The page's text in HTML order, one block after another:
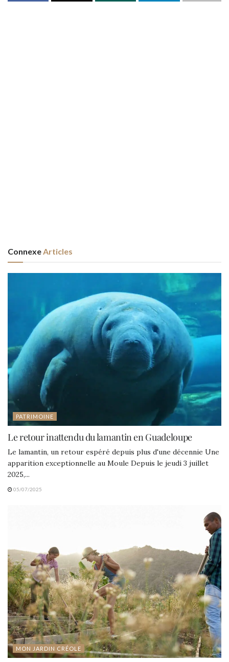
ConnexeArticles
PATRIMOINE
Le retour inattendu du lamantin en Guadeloupe
Le lamantin, un retour espéré depuis plus d'une décennie Une
apparition exceptionnelle au Moule Depuis le jeudi 3 juillet
2025,...
05/07/2025
MON JARDIN CRÉOLE